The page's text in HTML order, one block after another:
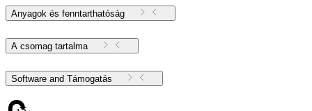
Anyagok és fenntarthatóság
A csomag tartalma
Software and Támogatás